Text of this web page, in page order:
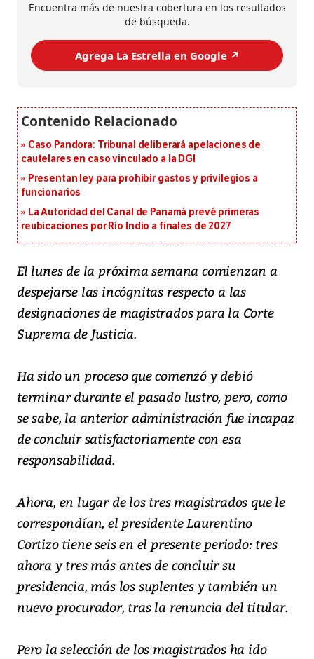
Encuentra más de nuestra cobertura en los resultados
de búsqueda.
Agrega La Estrella en Google ↗️
Caso Pandora: Tribunal deliberará apelaciones de
cautelares en caso vinculado a la DGI
Presentan ley para prohibir gastos y privilegios a
funcionarios
La Autoridad del Canal de Panamá prevé primeras
reubicaciones por Río Indio a finales de 2027
El lunes de la próxima semana comienzan a
despejarse las incógnitas respecto a las
designaciones de magistrados para la Corte
Suprema de Justicia.
Ha sido un proceso que comenzó y debió
terminar durante el pasado lustro, pero, como
se sabe, la anterior administración fue incapaz
de concluir satisfactoriamente con esa
responsabilidad.
Ahora, en lugar de los tres magistrados que le
correspondían, el presidente Laurentino
Cortizo tiene seis en el presente periodo: tres
ahora y tres más antes de concluir su
presidencia, más los suplentes y también un
nuevo procurador, tras la renuncia del titular.
Pero la selección de los magistrados ha ido